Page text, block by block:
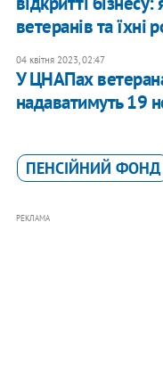
ветеранів та їхні
04 квітня 2023, 02:47
У ЦНАПах
надаватимуть 19
ПЕНСІЙНИЙ ФОНД
РЕКЛАМА